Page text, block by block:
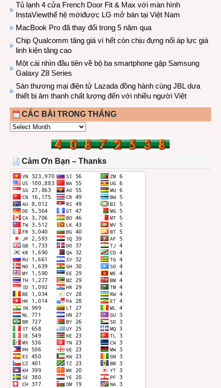
Tủ lạnh 4 cửa French Door Fit & Max với màn hình
InstaViewthế hệ mớiđược LG mở bán tại Việt Nam
MacBook Pro đã thay đổi trong 5 năm qua
Chip Qualcomm tăng giá vì hết còn chịu đựng nổi áp lực giá
linh kiện tăng cao
Một cái nhìn đầu tiên về bộ ba smartphone gập Samsung
Galaxy Z8 Series
Sàn thương mại điện tử Lazada đồng hành cùng JBL dưa
thiết bị âm thanh chất lượng đến với nhiều người Việt
CÁC BÀI TRONG THÁNG
CÁC
THÁNG
Cảm Ơn Bạn – Thanks